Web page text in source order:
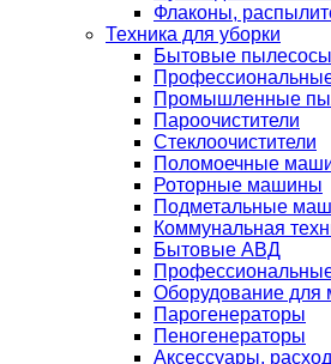
Флаконы,
Техника для уборки
Бытовые пылесосы
Промышленные
Пароочистители
Стеклоочистители
Поломоечные
Роторные машины
Подметальные
Коммунальная
Бытовые АВД
Оборудование для
Парогенераторы
Пеногенераторы
Аксессуары,